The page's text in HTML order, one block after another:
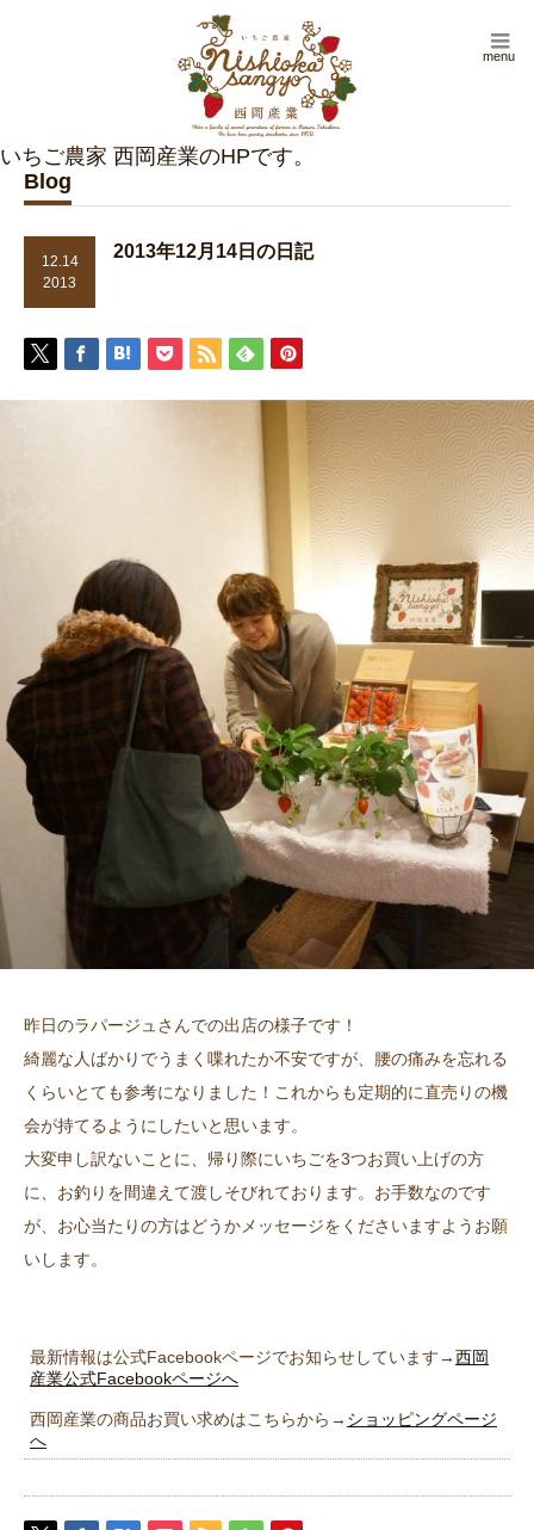
menu
Blog
12.14
2013
2013年12月14日の日記
昨日のラパージュさんでの出店の様子です！
綺麗な人ばかりでうまく喋れたか不安ですが、腰の痛みを忘れる
くらいとても参考になりました！これからも定期的に直売りの機
会が持てるようにしたいと思います。
大変申し訳ないことに、帰り際にいちごを3つお買い上げの方
に、お釣りを間違えて渡しそびれております。お手数なのです
が、お心当たりの方はどうかメッセージをくださいますようお願
いします。
最新情報は公式Facebookページでお知らせしています→西岡
産業公式Facebookページへ
西岡産業の商品お買い求めはこちらから→ ショッピングページ
へ